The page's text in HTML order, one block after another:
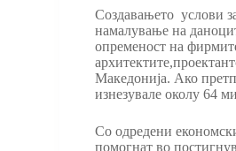
Создавањето услови
намалување на
опременост на
Македонија. Ако
изнезувале околу 64
Со одредени
помогнат во